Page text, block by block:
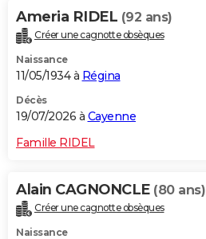
Ameria RIDEL (92 ans)
Créer une cagnotte obsèques
Naissance
11/05/1934 à Régina
Décès
19/07/2026 à Cayenne
Famille RIDEL
Alain CAGNONCLE (80 ans)
Créer une cagnotte obsèques
Naissance